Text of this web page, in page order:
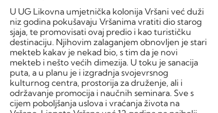
U UG Likovna umjetnička kolonija Vršani već duži
niz godina pokušavaju Vršanima vratiti dio starog
sjaja, te promovisati ovaj predio i kao turističku
destinaciju. Njihovim zalaganjem obnovljen je stari
mekteb kakav je nekad bio, s tim da je novi
mekteb i nešto većih dimezija. U toku je sanacija
puta, a u planu je i izgradnja svojevrsnog
kulturnog centra, prostorija za druženje, ali i
održavanje promocija i naučnih seminara. Sve s
cijem poboljšanja uslova i vraćanja života na